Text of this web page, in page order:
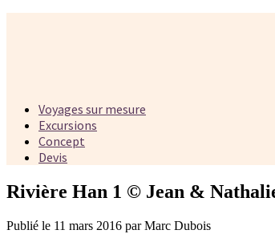
Voyages sur mesure
Excursions
Concept
Devis
Rivière Han 1 © Jean &
Publié le 11 mars 2016 par Marc Dubois